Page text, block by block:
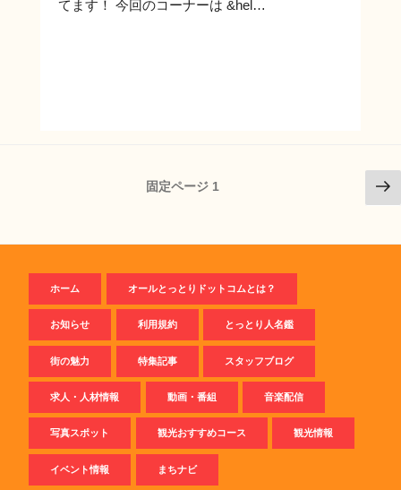
てます！ 今回のコーナーは &hel…
固定ページ 1
次
の
ー
ホーム オールとっとりドットコムとは？
お知らせ 利用規約 とっとり人名鑑
街の魅力 特集記事 スタッフブログ
求人・人材情報 動画・番組 音楽配信
写真スポット 観光おすすめコース 観光情報
イベント情報 まちナビ